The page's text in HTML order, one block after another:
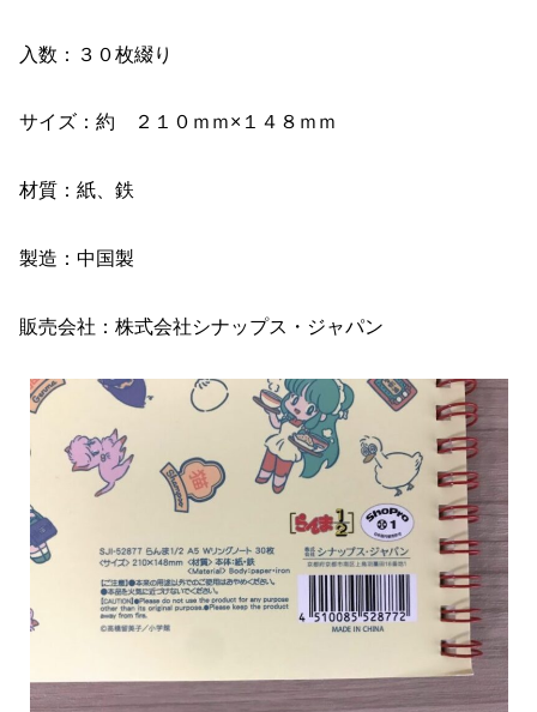
入数：３０枚綴り
サイズ：約 ２１０ｍｍ×１４８ｍｍ
材質：紙、鉄
製造：中国製
販売会社：株式会社シナップス・ジャパン